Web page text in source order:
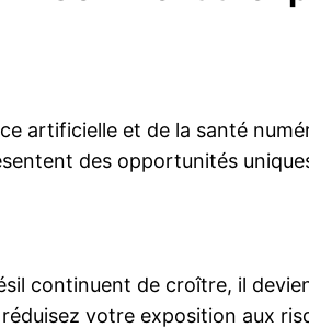
artificielle et de la santé
des opportunités
continuent de croître, il
votre exposition aux